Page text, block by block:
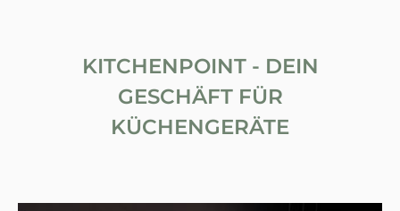
KITCHENPOINT - DEIN
GESCHÄFT FÜR
KÜCHENGERÄTE